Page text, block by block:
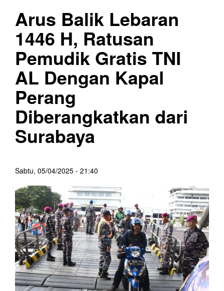
Arus Balik Lebaran
1446 H, Ratusan
Pemudik Gratis TNI
AL Dengan Kapal
Perang
Diberangkatkan dari
Surabaya
Sabtu, 05/04/2025 - 21:40